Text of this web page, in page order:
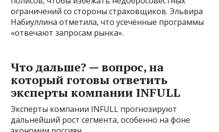
ограничений со стороны страховщиков. Эльвира
Набиуллина отметила, что усечённые программы
«отвечают запросам рынка».
Что дальше? — вопрос, на
который готовы ответить
эксперты компании INFULL
Эксперты компании INFULL прогнозируют
дальнейший рост сегмента, особенно на фоне